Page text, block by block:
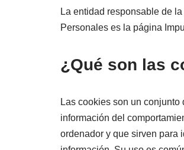
La entidad responsable de
Personales es la página
¿Qué son las
Las cookies son un
información del
ordenador y que sirven para